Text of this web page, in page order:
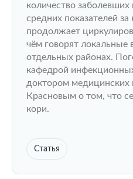
количество
средних показателей за
продолжает
чём говорят локальные
отдельных районах.
кафедрой
доктором медицинских
Красновым о том, что
кори.
Статья